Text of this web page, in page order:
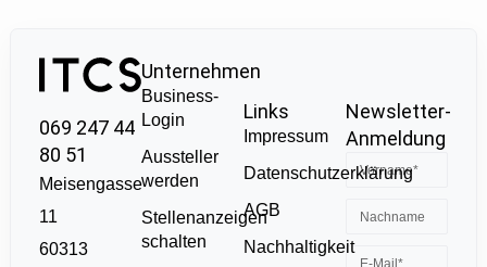
069 247 44
80 51
Meisengasse
11
60313
Unternehmen
Business-
Login
Aussteller
werden
Stellenanzeigen
schalten
Links
Impressum
Datenschutzerklärung
AGB
Nachhaltigkeit
Newsletter-
Anmeldung